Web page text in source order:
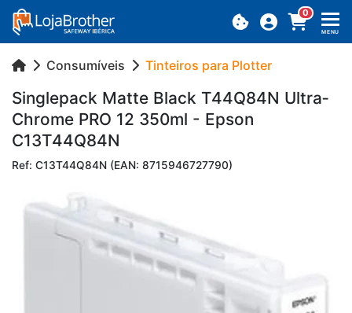
0
MENU
Consumíveis Tinteiros para Plotter
Sin­gle­pack Matte Black T44Q84N Ul­tra­
Ch­rome PRO 12 350ml - Epson
C13T44Q84N
Ref: C13T44Q84N (EAN: 8715946727790)